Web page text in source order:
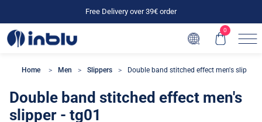
Free Delivery over 39€ order
0
Home Men Slippers Double band stitched effect men's slipper
Double band stitched effect men's
slipper - tg01